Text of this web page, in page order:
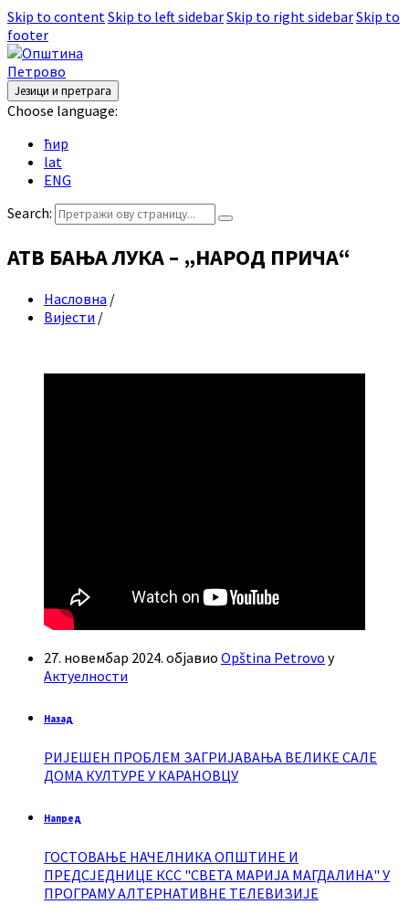
Skip to contentSkip to left sidebarSkip to right sidebarSkip to
footer
Језици и претрага
Choose language:
ћир
lat
ENG
Search:
АТВ БАЊА ЛУКА – „НАРОД ПРИЧА“
Насловна /
Вијести /
27. новембар 2024. објавио Opština Petrovo у
Актуелности
Назад
РИЈЕШЕН ПРОБЛЕМ ЗАГРИЈАВАЊА ВЕЛИКЕ САЛЕ
ДОМА КУЛТУРЕ У КАРАНОВЦУ
Напред
ГОСТОВАЊЕ НАЧЕЛНИКА ОПШТИНЕ И
ПРЕДСЈЕДНИЦЕ КСС "СВЕТА МАРИЈА МАГДАЛИНА" У
ПРОГРАМУ АЛТЕРНАТИВНЕ ТЕЛЕВИЗИЈЕ